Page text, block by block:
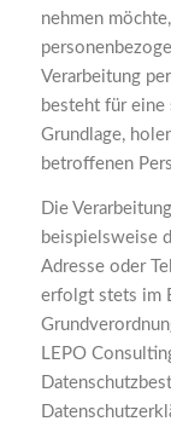
nehmen
Verarbeitung
besteht für eine
Grundlage,
betroffenen
Die
beispielsweise
Adresse oder
erfolgt stets im
LEPO